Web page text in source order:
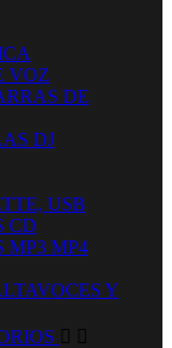
VOZ
DE
DJ
USB
CD
MP3 MP4
Y
 